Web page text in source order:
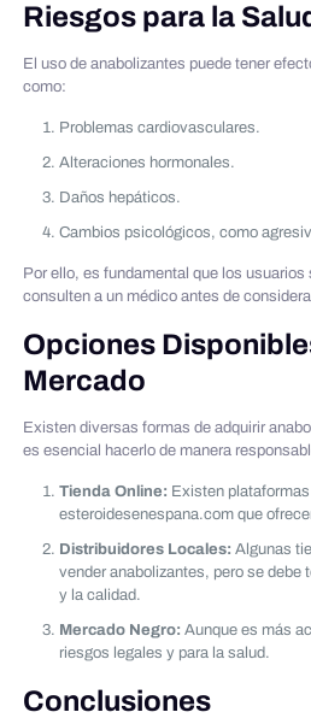
Riesgos para la
El uso de anabolizantes puede tener
como:
Problemas cardiovasculares.
Alteraciones hormonales.
Daños hepáticos.
Cambios psicológicos, como
Por ello, es fundamental que los
consulten a un médico antes de
Opciones
Mercado
Existen diversas formas de adquirir
es esencial hacerlo de manera
Tienda Online: Existen
esteroidesenespana.com que
Distribuidores Locales: Algunas
vender anabolizantes, pero se debe
y la calidad.
Mercado Negro: Aunque es más
riesgos legales y para la salud.
Conclusiones